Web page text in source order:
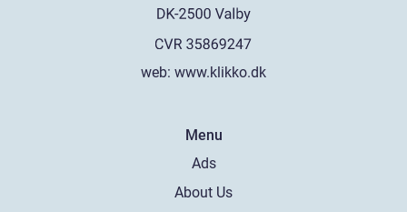
web: www.klikko.dk
Menu
Ads
About Us